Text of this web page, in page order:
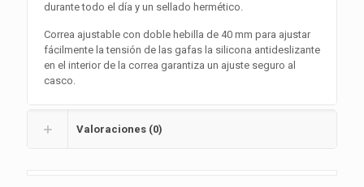
durante todo el día y un sellado hermético.
Correa ajustable con doble hebilla de 40 mm para ajustar
fácilmente la tensión de las gafas la silicona antideslizante
en el interior de la correa garantiza un ajuste seguro al
casco.
Valoraciones (0)